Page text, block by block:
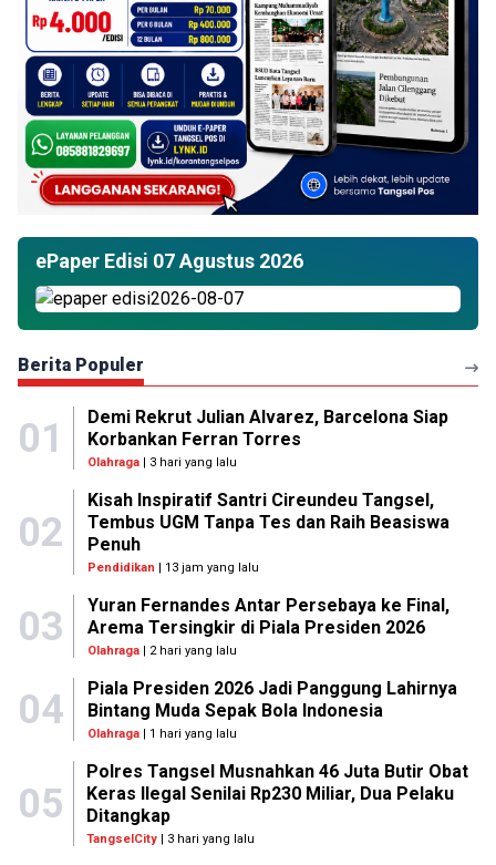
ePaper Edisi 07 Agustus 2026
Berita Populer
01
Demi Rekrut Julian Alvarez, Barcelona Siap
Korbankan Ferran Torres
Olahraga| 3 hari yang lalu
02
Kisah Inspiratif Santri Cireundeu Tangsel,
Tembus UGM Tanpa Tes dan Raih Beasiswa
Penuh
Pendidikan | 13 jam yang lalu
03
Yuran Fernandes Antar Persebaya ke Final,
Arema Tersingkir di Piala Presiden 2026
Olahraga| 2 hari yang lalu
04
Piala Presiden 2026 Jadi Panggung Lahirnya
Bintang Muda Sepak Bola Indonesia
Olahraga| 1 hari yang lalu
05
Polres Tangsel Musnahkan 46 Juta Butir Obat
Keras Ilegal Senilai Rp230 Miliar, Dua Pelaku
Ditangkap
TangselCity | 3 hari yang lalu